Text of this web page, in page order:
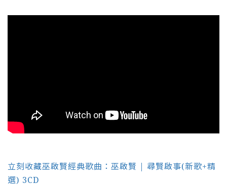
立刻收藏巫啟賢經典歌曲：巫啟賢 | 尋賢啟事(新歌+精
選) 3CD